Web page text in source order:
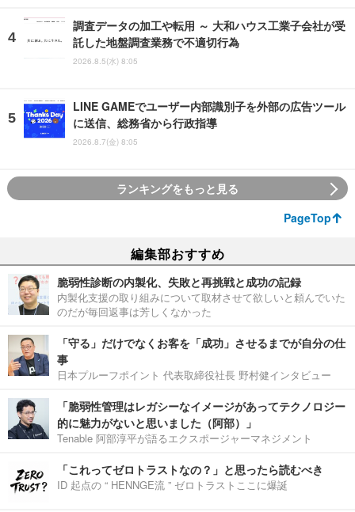
調査データの加工や転用 ～ 大和ハウス工業子会社が受
託した地盤調査業務で不適切行為
2026.8.5(水) 8:05
LINE GAMEでユーザー内部識別子を外部の広告ツール
に送信、総務省から行政指導
2026.8.7(金) 8:05
ランキングをもっと見る
PageTop
編集部おすすめ
脆弱性診断の内製化、失敗と再挑戦と成功の記録
内製化支援の取り組みについて取材させて欲しいと頼んでいた
のだが毎回返事は芳しくなかった
「守る」だけでなくお客を「成功」させるまでが自分の仕
事
日本プルーフポイント 代表取締役社長 野村健インタビュー
「脆弱性管理はレガシーなイメージがあってテクノロジー
的に魅力がないと思いました（阿部）」
Tenable 阿部淳平が語るエクスポージャーマネジメント
「これってゼロトラストなの？」と思ったら読むべき
ID 起点の “ HENNGE流 ” ゼロトラストここに爆誕